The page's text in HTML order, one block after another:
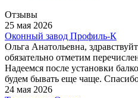
Отзывы
25 мая 2026
Оконный завод Профиль-К
Ольга Анатольевна,
обязательно отметим
Надеемся после установки
будем бывать еще чаще.
24 мая 2026